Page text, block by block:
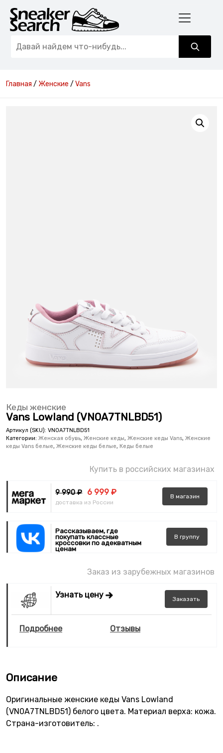
Главная / Женские / Vans
Кеды женские
Vans Lowland (VN0A7TNLBD51)
Артикул (SKU): VN0A7TNLBD51
Категории: Женская обувь, Женские кеды, Женские кеды Vans, Женские
кеды Vans белые, Женские кеды белые, Кеды белые
Купить в российских магазинах
9 990 ₽ 6 999 ₽
доставка из России
В магазин
Рассказываем, где
покупать классные
кроссовки по адекватным
ценам
В группу
Заказ из зарубежных магазинов
Узнать цену Заказать
Подробнее Отзывы
Описание
Оригинальные женские кеды Vans Lowland
(VN0A7TNLBD51) белого цвета. Материал верха: кожа.
Страна-изготовитель: .